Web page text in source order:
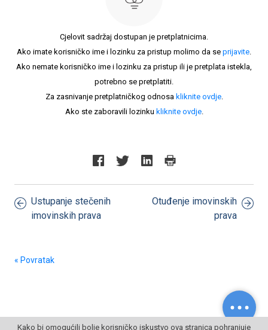
Cjelovit sadržaj dostupan je pretplatnicima.
Ako imate korisničko ime i lozinku za pristup molimo da se prijavite.
Ako nemate korisničko ime i lozinku za pristup ili je pretplata istekla,
potrebno se pretplatiti.
Za zasnivanje pretplatničkog odnosa kliknite ovdje.
Ako ste zaboravili lozinku kliknite ovdje.
Ustupanje stečenih
imovinskih prava
Otuđenje imovinskih
prava
« Povratak
Kako bi omogućili bolje korisničko iskustvo ova stranica pohranjuje